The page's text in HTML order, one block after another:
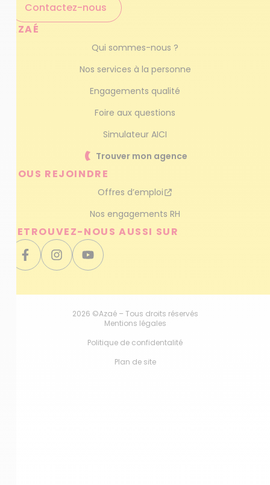
Contactez-nous
AZAÉ
Qui sommes-nous ?
Nos services à la personne
Engagements qualité
Foire aux questions
Simulateur AICI
Trouver mon agence
NOUS REJOINDRE
Offres d’emploi
Nos engagements RH
RETROUVEZ-NOUS AUSSI SUR
2026 ©Azaé – Tous droits réservés
Mentions légales
Politique de confidentalité
Plan de site